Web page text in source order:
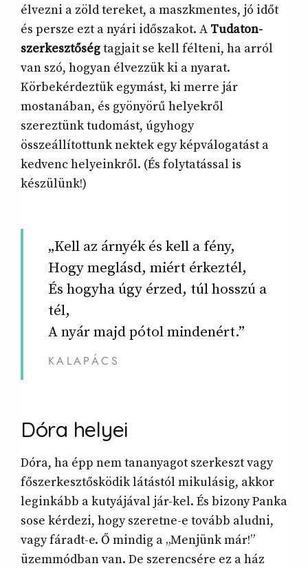
élvezni a zöld tereket, a maszkmentes, jó időt
és persze ezt a nyári időszakot. A Tudaton-
szerkesztőségtagjait se kell félteni, ha arról
van szó, hogyan élvezzük ki a nyarat.
Körbekérdeztük egymást, ki merre jár
mostanában, és gyönyörű helyekről
szereztünk tudomást, úgyhogy
összeállítottunk nektek egy képválogatást a
kedvenc helyeinkről. (És folytatással is
készülünk!)
„Kell az árnyék és kell a fény,
Hogy meglásd, miért érkeztél,
És hogyha úgy érzed, túl hosszú a
tél,
A nyár majd pótol mindenért.”
KALAPÁCS
Dóra helyei
Dóra, ha épp nem tananyagot szerkeszt vagy
főszerkesztősködik látástól mikulásig, akkor
leginkább a kutyájával jár-kel. És bizony Panka
sose kérdezi, hogy szeretne-e tovább aludni,
vagy fáradt-e. Ő mindig a „Menjünk már!”
üzemmódban van. De szerencsére ez a ház